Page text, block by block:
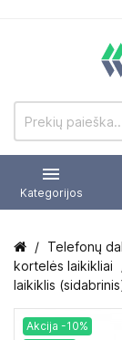

Kategorijos
Telefonų
kortelės laikikliai
laikiklis
Akcija -10%